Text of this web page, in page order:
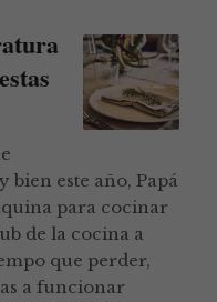
bien este año, Papá
para cocinar
de la cocina a
que perder,
a funcionar